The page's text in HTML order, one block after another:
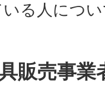
る人につ
販売事業